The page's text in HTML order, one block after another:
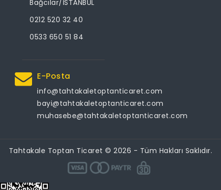
Bağcılar/İSTANBUL
0212 520 32 40
0533 650 51 84
E-Posta
info@tahtakaletoptanticaret.com
bayi@tahtakaletoptanticaret.com
muhasebe@tahtakaletoptanticaret.com
Tahtakale Toptan Ticaret © 2026 - Tüm Hakları Saklıdır.